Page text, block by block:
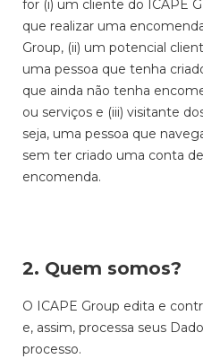
for (i) um cliente do ICAPE
que realizar uma
Group, (ii) um potencial
uma pessoa que tenha
que ainda não tenha
ou serviços e (iii) visitante
seja, uma pessoa que
sem ter criado uma conta
encomenda.
2. Quem somos?
O ICAPE Group edita e
e, assim, processa seus
processo.